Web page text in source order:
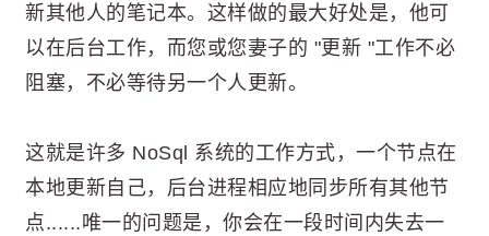
新其他人的笔记本。这样做的最大好处是，他可
以在后台工作，而您或您妻子的 "更新 "工作不必
阻塞，不必等待另一个人更新。
这就是许多 NoSql 系统的工作方式，一个节点在
本地更新自己，后台进程相应地同步所有其他节
点......唯一的问题是，你会在一段时间内失去一